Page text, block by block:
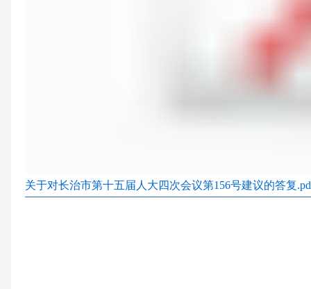
关于对长治市第十五届人大四次会议第156号建议的答复